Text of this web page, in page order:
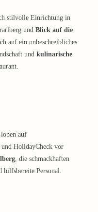
stilvolle Einrichtung in
und Blick auf die
auf ein unbeschreibliches
und kulinarische
auf
HolidayCheck vor
, die schmackhaften
hilfsbereite Personal.